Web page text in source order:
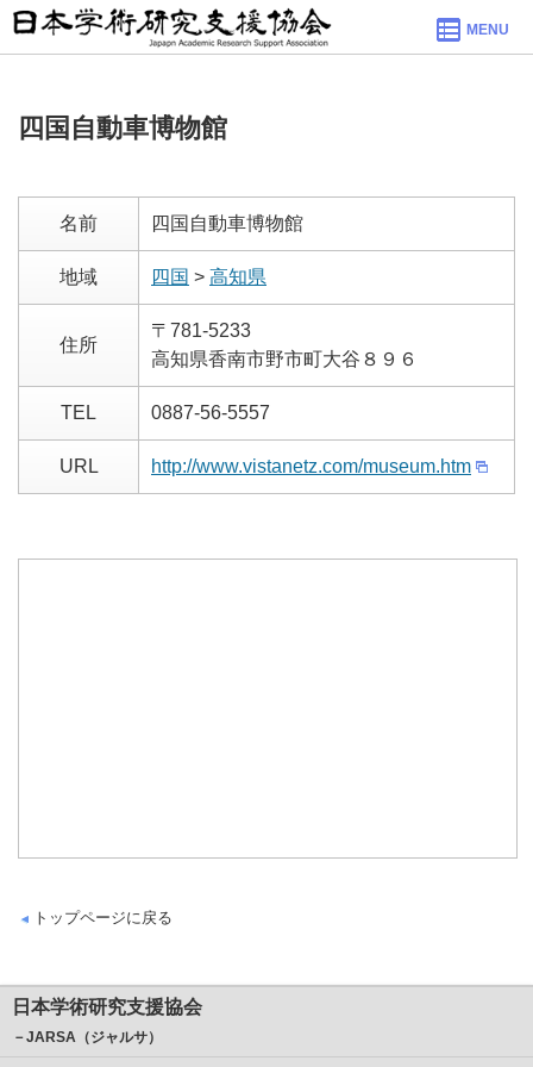
MENU
四国自動車博物館
名前 四国自動車博物館
地域 四国 > 高知県
住所
〒781-5233
高知県香南市野市町大谷８９６
TEL 0887-56-5557
URL http://www.vistanetz.com/museum.htm
トップページに戻る
日本学術研究支援協会
－JARSA（ジャルサ）